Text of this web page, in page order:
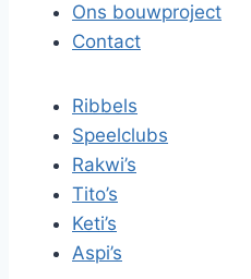
Ons bouwproject
Contact
Ribbels
Speelclubs
Rakwi’s
Tito’s
Keti’s
Aspi’s